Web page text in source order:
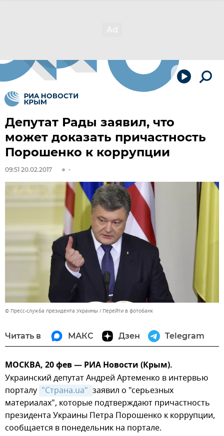
Депутат Рады заявил, что
может доказать причастность
Порошенко к коррупции
09:51 20.02.2017
© Пресс-служба президента Украины Перейти в фотобанк
Читать в МАКС Дзен Telegram
МОСКВА, 20 фев — РИА Новости (Крым).
Украинский депутат Андрей Артеменко в интервью
порталу "Страна.ua" заявил о "серьезных
материалах", которые подтверждают причастность
президента Украины Петра Порошенко к коррупции,
сообщается в понедельник на портале.